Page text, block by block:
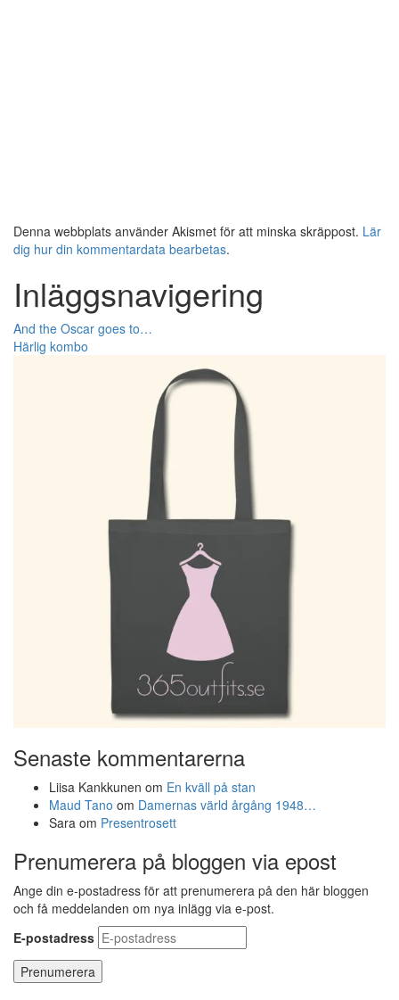
Denna webbplats använder Akismet för att minska skräppost. Lär
dig hur din kommentardata bearbetas.
Inläggsnavigering
And the Oscar goes to…
Härlig kombo
Senaste kommentarerna
Liisa Kankkunen om En kväll på stan
Maud Tano om Damernas värld årgång 1948…
Sara om Presentrosett
Prenumerera på bloggen via epost
Ange din e-postadress för att prenumerera på den här bloggen
och få meddelanden om nya inlägg via e-post.
E-postadress